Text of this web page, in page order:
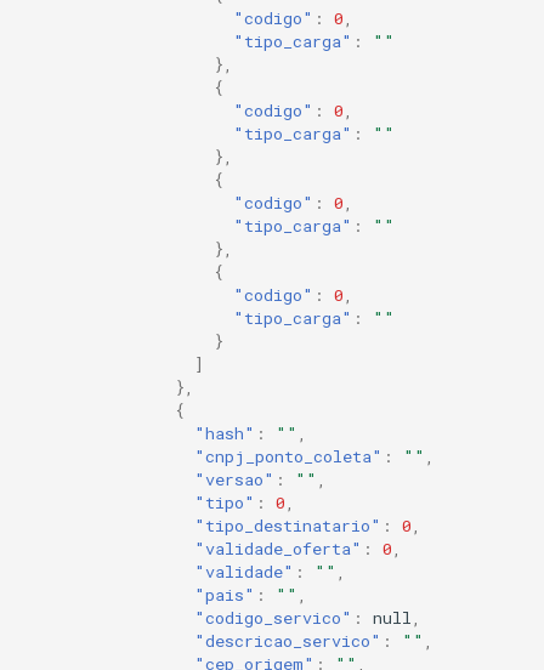
"codigo" : 0
"tipo_carga" :
""
},
{
"codigo" : 0
"tipo_carga" :
""
},
{
"codigo" : 0
"tipo_carga" :
""
},
{
"codigo" : 0
"tipo_carga" :
""
}
]
},
{
"hash" : ""
"cnpj_ponto_coleta" : ""
"versao" : ""
"tipo" : 0
"tipo_destinatario" : 0
"validade_oferta" : 0
"validade" : ""
"pais" : ""
"codigo_servico" : null
"descricao_servico" : ""
"cep_origem" : ""